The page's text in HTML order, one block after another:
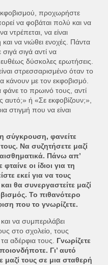
προχωρήστε
να φοβάται πολύ και να
ντρέπεται, να είναι
να νιώθει ενοχές. Πάντα
σιγά αντί να
δύσκολες ερωτήσεις.
στρεσσαρισμένο όταν το
κάνουν με τον εκφοβισμό.
φάνε το πρωινό τους, αντί
αυτό;» ή «Σε εκφοβίζουν;»,
στιγμή που να είναι
σύγκρουση, φανείτε
Να συζητήσετε μαζί
Πάνω απ’
οι ίδιοι για τη
εκεί για να τους
θα συνεργαστείτε μαζί
Το πιθανότερο
που το γνωρίζετε.
να συμπεριλάβει
στο σχολείο, τους
αδέρφια τους. Γνωρίζετε
Γι’ αυτό
μαζί τους σε μια σταθερή